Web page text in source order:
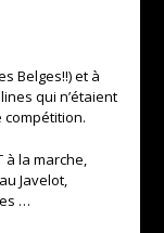
Belges!!) et à
qui n’étaient
compétition.
à la marche,
Javelot,
…